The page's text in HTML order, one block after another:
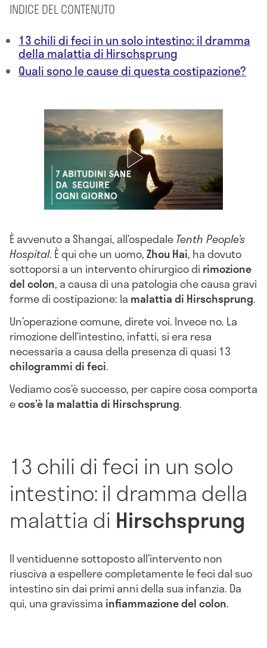
INDICE DEL CONTENUTO
13 chili di feci in un solo intestino: il dramma
della malattia di Hirschsprung
Quali sono le cause di questa costipazione?
È avvenuto a Shangai, all’ospedale Tenth People’s
Hospital. È qui che un uomo,Zhou Hai, ha dovuto
sottoporsi a un intervento chirurgico di rimozione
del colon, a causa di una patologia che causa gravi
forme di costipazione: la malattia di Hirschsprung.
Un’operazione comune, direte voi. Invece no. La
rimozione dell’intestino, infatti, si era resa
necessaria a causa della presenza di quasi 13
chilogrammi di feci.
Vediamo cos’è successo, per capire cosa comporta
ecos’è la malattia di Hirschsprung.
13 chili di feci in un solo
intestino: il dramma della
malattia di Hirschsprung
Il ventiduenne sottoposto all’intervento non
riusciva a espellere completamente le feci dal suo
intestino sin dai primi anni della sua infanzia. Da
qui, una gravissima infiammazione del colon.